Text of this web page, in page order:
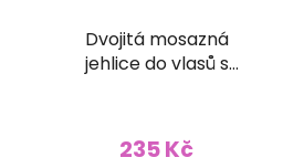
Dvojitá mosazná
jehlice do vlasů s
235 Kč